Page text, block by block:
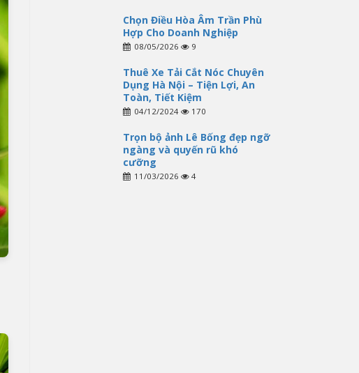
Chọn Điều Hòa Âm Trần Phù
Hợp Cho Doanh Nghiệp
08/05/2026 9
Thuê Xe Tải Cắt Nóc Chuyên
Dụng Hà Nội – Tiện Lợi, An
Toàn, Tiết Kiệm
04/12/2024 170
Trọn bộ ảnh Lê Bống đẹp ngỡ
ngàng và quyến rũ khó
cưỡng
11/03/2026 4